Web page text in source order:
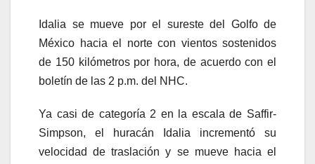
Idalia se mueve por el sureste del Golfo de
México hacia el norte con vientos sostenidos
de 150 kilómetros por hora, de acuerdo con el
boletín de las 2 p.m. del NHC.
Ya casi de categoría 2 en la escala de Saffir-
Simpson, el huracán Idalia incrementó su
velocidad de traslación y se mueve hacia el